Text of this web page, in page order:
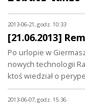
2013-06-21, godz. 10:33
[21.06.2013]
Po urlopie w
nowych technologii
ktoś wiedział o
2013-06-07, godz. 15:36